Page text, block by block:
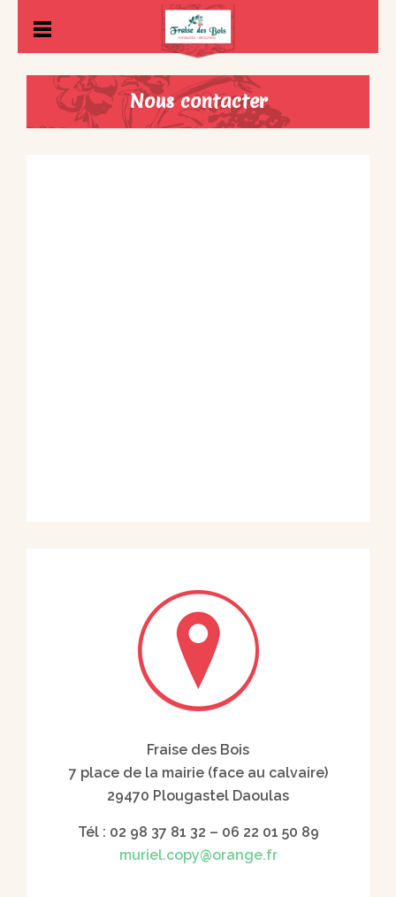
Nous contacter
Fraise des Bois
7 place de la mairie (face au calvaire)
29470 Plougastel Daoulas
Tél : 02 98 37 81 32 – 06 22 01 50 89
muriel.copy@orange.fr